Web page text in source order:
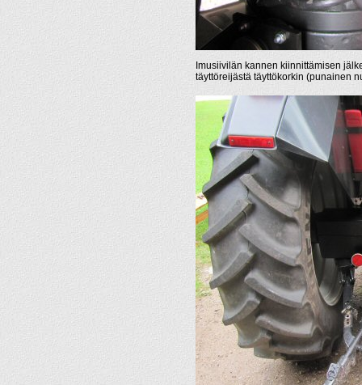
Imusiivilän kannen kiinnittämisen
täyttöreijästä täyttökorkin (punainen